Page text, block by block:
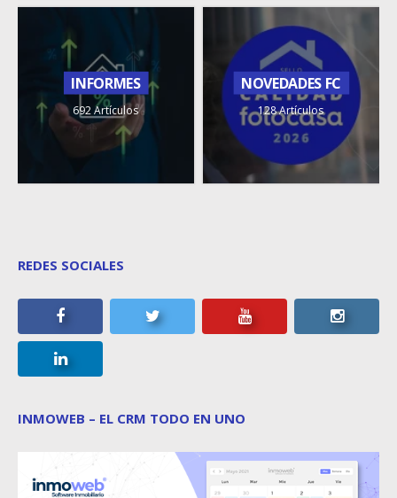
INFORMES
692 Artículos
NOVEDADES FC
128 Artículos
REDES SOCIALES
INMOWEB – EL CRM TODO EN UNO